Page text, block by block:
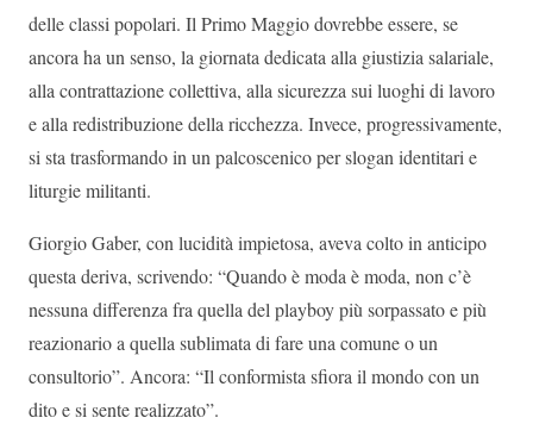
delle classi popolari. Il Primo Maggio dovrebbe essere, se
ancora ha un senso, la giornata dedicata alla giustizia salariale,
alla contrattazione collettiva, alla sicurezza sui luoghi di lavoro
e alla redistribuzione della ricchezza. Invece, progressivamente,
si sta trasformando in un palcoscenico per slogan identitari e
liturgie militanti.
Giorgio Gaber, con lucidità impietosa, aveva colto in anticipo
questa deriva, scrivendo: “Quando è moda è moda, non c’è
nessuna differenza fra quella del playboy più sorpassato e più
reazionario a quella sublimata di fare una comune o un
consultorio”. Ancora: “Il conformista sfiora il mondo con un
dito e si sente realizzato”.